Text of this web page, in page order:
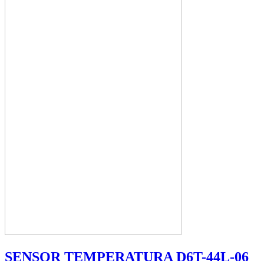
SENSOR TEMPERATURA D6T-44L-06